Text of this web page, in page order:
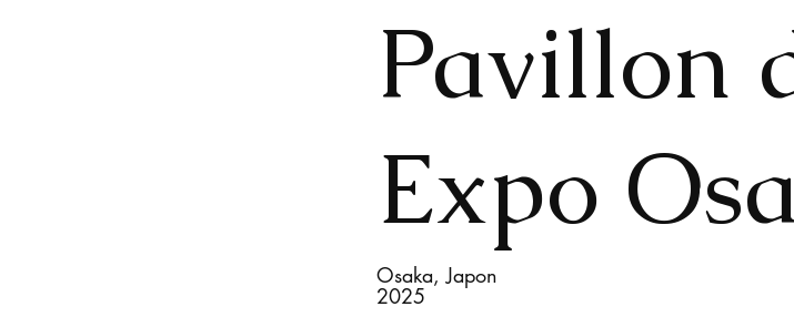
Pavillon
Expo
Osaka, Japon
2025